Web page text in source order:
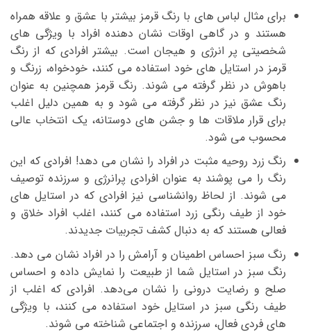
برای مثال لباس ‌های با رنگ قرمز بیشتر با عشق و علاقه همراه
هستند و در گاهی اوقات نشان دهنده افراد با ویژگی‌ های
شخصیتی پر انرژی و هیجان است. بیشتر افرادی که از رنگ
قرمز در استایل ‌های خود استفاده می‌ کنند، خودخواه، زرنگ و
باهوش در نظر گرفته می ‌شوند. رنگ قرمز همچنین به عنوان
رنگ عشق نیز در نظر گرفته می ‌شود و به همین دلیل اغلب
برای قرار ملاقات‌ ها و جشن‌ های دوستانه، یک انتخاب عالی
محسوب می ‌شود.
رنگ زرد روحیه مثبت در افراد را نشان می ‌دهد! افرادی که این
رنگ را می پوشند به عنوان افرادی پرانرژی و سرزنده توصیف
می‌ شوند. از لحاظ روانشناسی نیز افرادی که در استایل‌ های
خود از طیف رنگی زرد استفاده می ‌کنند، اغلب افراد خلاق و
فعالی هستند که به دنبال کشف تجربیات جدیدند.
رنگ سبز احساس اطمینان و آرامش را در افراد نشان می ‌دهد.
رنگ سبز در استایل شما از طبیعت را نمایش داده و احساس
صلح و رضایت درونی را نشان می‌دهد. افرادی که اغلب از
طیف رنگی سبز در استایل خود استفاده می‌ کنند، با ویژگی
‌های فردی فعال، سرزنده و اجتماعی شناخته می ‌شوند.